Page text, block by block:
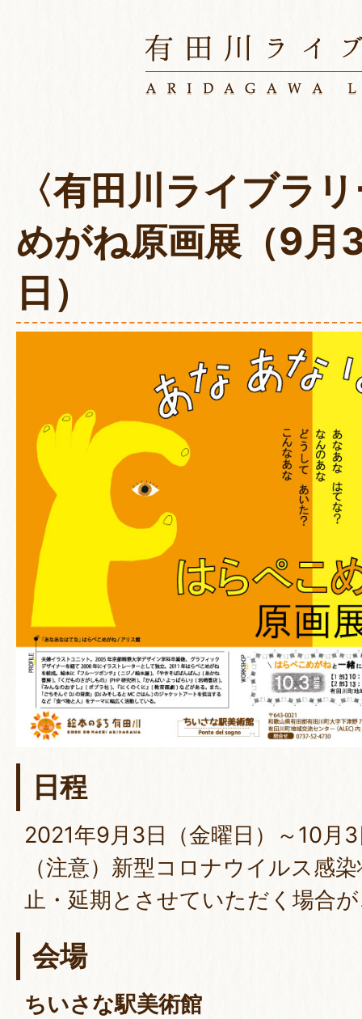
〈有田川ライブラ
めがね原画展（9月
日）
日程
2021年9月3日（金曜日）～10月
（注意）新型コロナウイルス感
止・延期とさせていただく場合
会場
ちいさな駅美術館